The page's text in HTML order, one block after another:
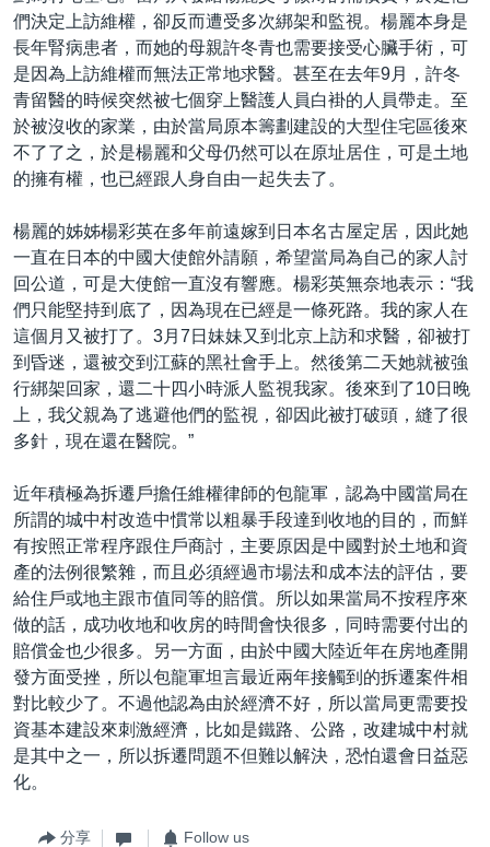
們決定上訪維權，卻反而遭受多次綁架和監視。楊麗本身是
長年腎病患者，而她的母親許冬青也需要接受心臟手術，可
是因為上訪維權而無法正常地求醫。甚至在去年9月，許冬
青留醫的時候突然被七個穿上醫護人員白褂的人員帶走。至
於被沒收的家業，由於當局原本籌劃建設的大型住宅區後來
不了了之，於是楊麗和父母仍然可以在原址居住，可是土地
的擁有權，也已經跟人身自由一起失去了。
楊麗的姊姊楊彩英在多年前遠嫁到日本名古屋定居，因此她
一直在日本的中國大使館外請願，希望當局為自己的家人討
回公道，可是大使館一直沒有響應。楊彩英無奈地表示：“我
們只能堅持到底了，因為現在已經是一條死路。我的家人在
這個月又被打了。3月7日妹妹又到北京上訪和求醫，卻被打
到昏迷，還被交到江蘇的黑社會手上。然後第二天她就被強
行綁架回家，還二十四小時派人監視我家。後來到了10日晚
上，我父親為了逃避他們的監視，卻因此被打破頭，縫了很
多針，現在還在醫院。”
近年積極為拆遷戶擔任維權律師的包龍軍，認為中國當局在
所謂的城中村改造中慣常以粗暴手段達到收地的目的，而鮮
有按照正常程序跟住戶商討，主要原因是中國對於土地和資
產的法例很繁雜，而且必須經過市場法和成本法的評估，要
給住戶或地主跟市值同等的賠償。所以如果當局不按程序來
做的話，成功收地和收房的時間會快很多，同時需要付出的
賠償金也少很多。另一方面，由於中國大陸近年在房地產開
發方面受挫，所以包龍軍坦言最近兩年接觸到的拆遷案件相
對比較少了。不過他認為由於經濟不好，所以當局更需要投
資基本建設來刺激經濟，比如是鐵路、公路，改建城中村就
是其中之一，所以拆遷問題不但難以解決，恐怕還會日益惡
化。
分享 Follow us